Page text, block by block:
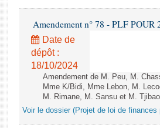
Amendement n° 78 - PLF POUR
Date de
dépôt :
18/10/2024
Amendement de M. Peu, M.
Mme K/Bidi, Mme Lebon, M.
M. Rimane, M. Sansu et M.
Voir le dossier (Projet de loi de finances